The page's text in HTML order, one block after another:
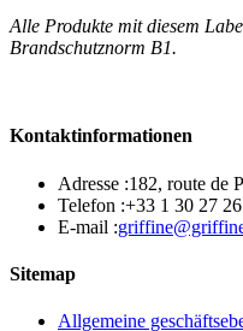
Alle Produkte mit diesem
Brandschutznorm B1.
Kontaktinformationen
Adresse :182, route de
Telefon :+33 1 30 27
E-mail :
Sitemap
Allgemeine